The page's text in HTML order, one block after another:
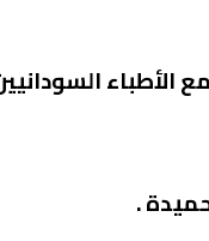
الأطباء
.